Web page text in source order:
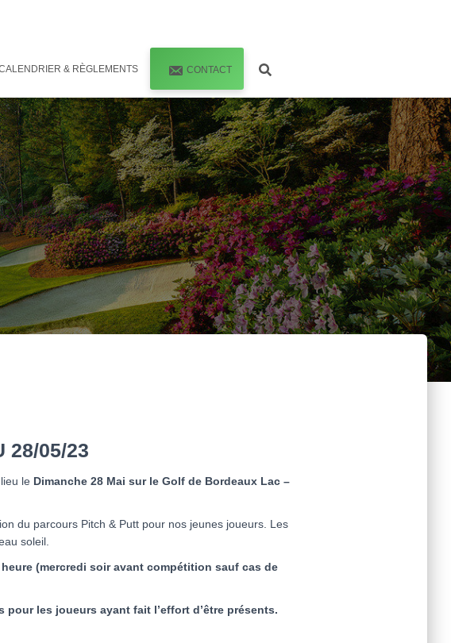
& RÈGLEMENTS CONTACT
28/05/23
le Dimanche 28 Mai sur le Golf de Bordeaux Lac –
du parcours Pitch & Putt pour nos jeunes joueurs. Les
soleil.
(mercredi soir avant compétition sauf cas de
les joueurs ayant fait l’effort d’être présents.